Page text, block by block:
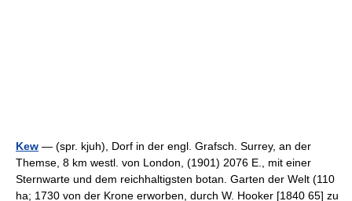
Kew — (spr. kjuh), Dorf in der engl. Grafsch. Surrey, an der
Themse, 8 km westl. von London, (1901) 2076 E., mit einer
Sternwarte und dem reichhaltigsten botan. Garten der Welt (110
ha; 1730 von der Krone erworben, durch W. Hooker [1840 65] zu